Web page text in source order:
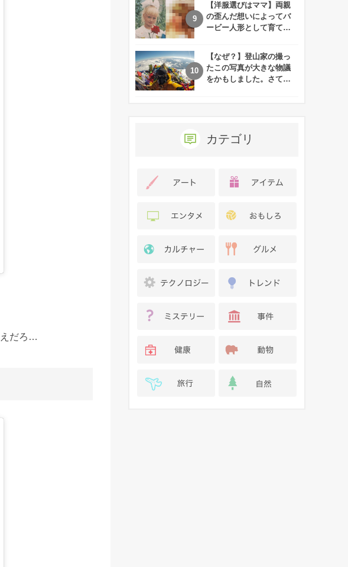
えだろ…
【洋服選びはママ】両親
の歪んだ想いによってバ
ービー人形として育てら
【なぜ？】登山家の撮っ
たこの写真が大きな物議
をかもしました。さて、
カテゴリ